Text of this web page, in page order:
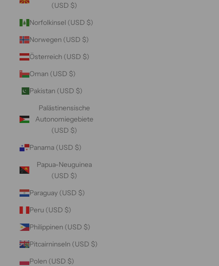
(USD $)
Norfolkinsel (USD $)
Norwegen (USD $)
Österreich (USD $)
Oman (USD $)
Pakistan (USD $)
Palästinensische
Autonomiegebiete
(USD $)
Panama (USD $)
Papua-Neuguinea
(USD $)
Paraguay (USD $)
Peru (USD $)
Philippinen (USD $)
Pitcairninseln (USD $)
Polen (USD $)